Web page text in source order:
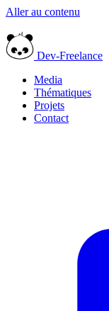
Aller au contenu
Dev-Freelance
Media
Thématiques
Projets
Contact